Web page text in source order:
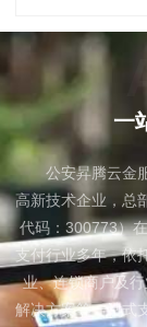
一
公安昇腾云金
高新技术企业，总
代码：300773）
支付行业多年，依
业、连锁商户及
解决方案等一站式